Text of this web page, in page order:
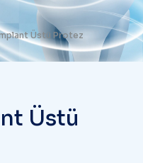
Üstü Protez
Üstü